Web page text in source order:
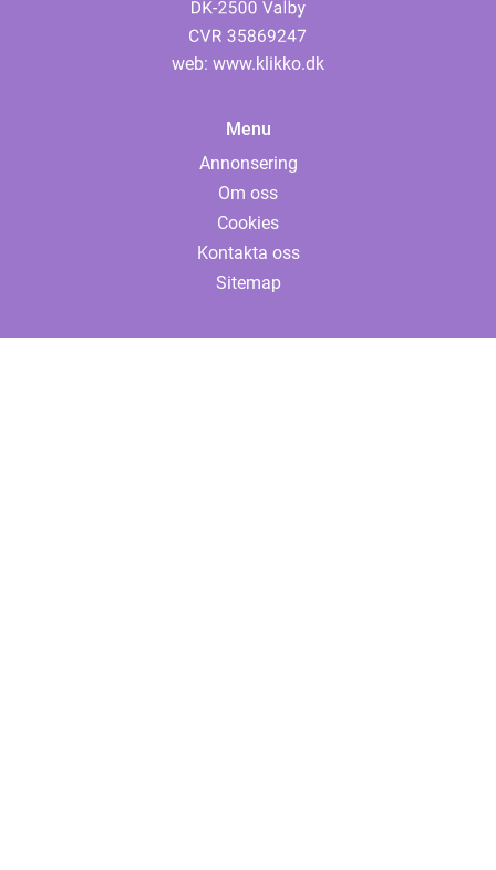
web: www.klikko.dk
Menu
Annonsering
Om oss
Cookies
Kontakta oss
Sitemap